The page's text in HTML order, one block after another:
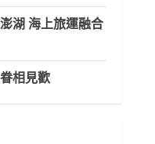
湖 海上旅運融合
相見歡